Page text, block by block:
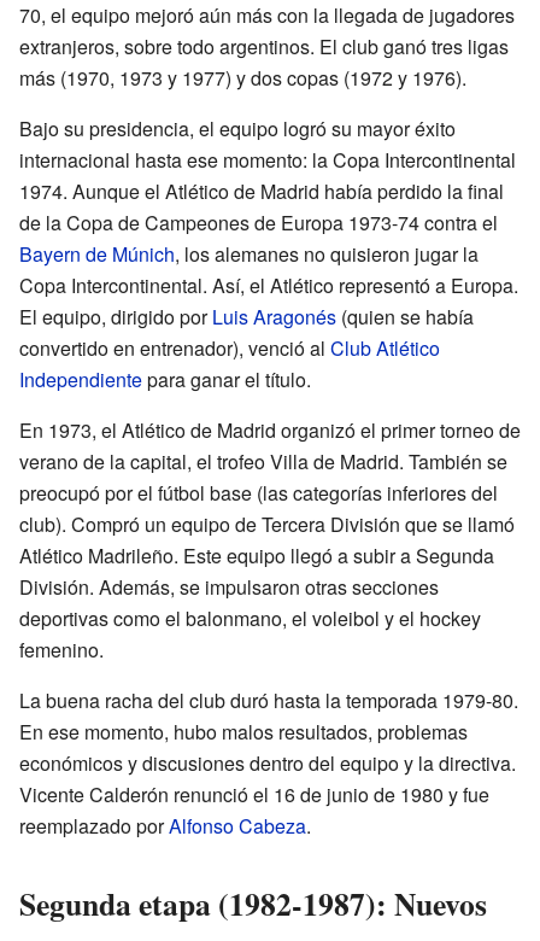
70, el equipo mejoró aún más con la llegada de jugadores
extranjeros, sobre todo argentinos. El club ganó tres ligas
más (1970, 1973 y 1977) y dos copas (1972 y 1976).
Bajo su presidencia, el equipo logró su mayor éxito
internacional hasta ese momento: la Copa Intercontinental
1974. Aunque el Atlético de Madrid había perdido la final
de la Copa de Campeones de Europa 1973-74 contra el
Bayern de Múnich, los alemanes no quisieron jugar la
Copa Intercontinental. Así, el Atlético representó a Europa.
El equipo, dirigido porLuis Aragonés (quien se había
convertido en entrenador), venció al Club Atlético
Independientepara ganar el título.
En 1973, el Atlético de Madrid organizó el primer torneo de
verano de la capital, el trofeo Villa de Madrid. También se
preocupó por el fútbol base (las categorías inferiores del
club). Compró un equipo de Tercera División que se llamó
Atlético Madrileño. Este equipo llegó a subir a Segunda
División. Además, se impulsaron otras secciones
deportivas como el balonmano, el voleibol y el hockey
femenino.
La buena racha del club duró hasta la temporada 1979-80.
En ese momento, hubo malos resultados, problemas
económicos y discusiones dentro del equipo y la directiva.
Vicente Calderón renunció el 16 de junio de 1980 y fue
reemplazado porAlfonso Cabeza.
Segunda etapa (1982-1987): Nuevos